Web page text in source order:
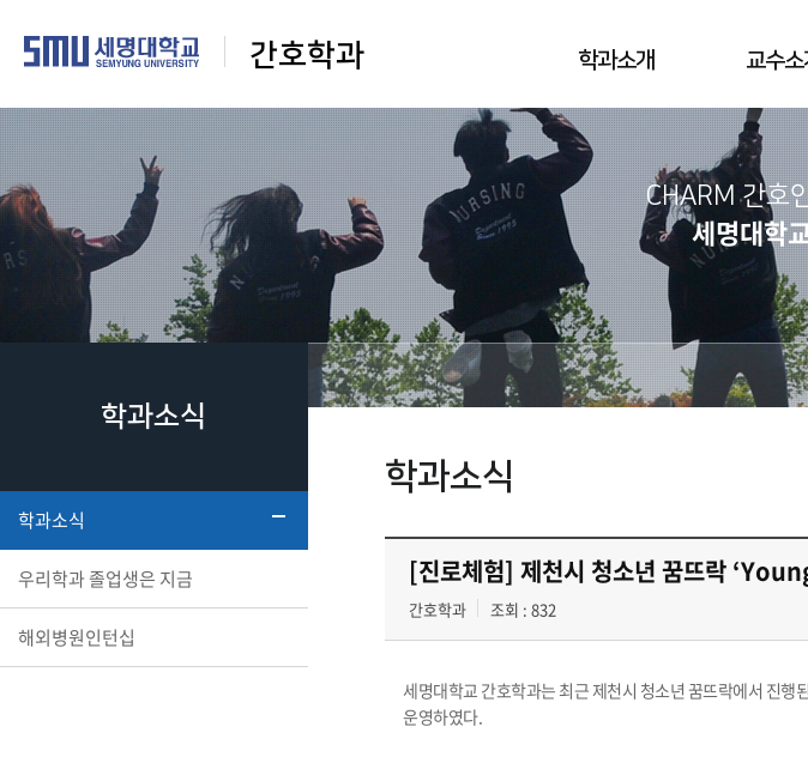
간호학과 학과소개 교수소
CHARM 간호
세명대학
학과소식
학과소식
우리학과 졸업생은 지금
해외병원인턴십
학과소식
[진로체험] 제천시 청소년 꿈뜨락
간호학과 조회 : 832
세명대학교 간호학과는 최근 제천시 청소년 꿈뜨락에서 진행
운영하였다.